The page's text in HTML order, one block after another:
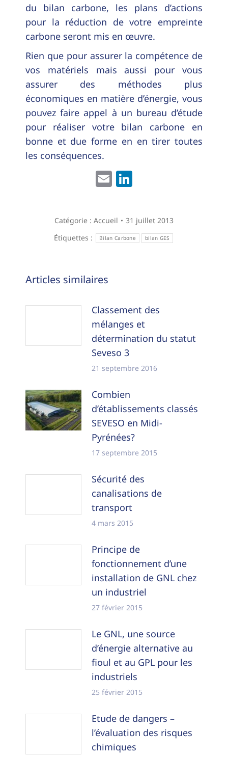
du bilan carbone, les plans d’actions
pour la réduction de votre empreinte
carbone seront mis en œuvre.
Rien que pour assurer la compétence de
vos matériels mais aussi pour vous
assurer des méthodes plus
économiques en matière d’énergie, vous
pouvez faire appel à un bureau d’étude
pour réaliser votre bilan carbone en
bonne et due forme en en tirer toutes
les conséquences.
Email
Catégorie : Accueil
31 juillet 2013
Étiquettes :
Bilan Carbone bilan GES
Navigation
article
Articles similaires
Classement des
mélanges et
détermination du statut
Seveso 3
21 septembre 2016
Combien
d’établissements classés
SEVESO en Midi-
Pyrénées?
17 septembre 2015
Sécurité des
canalisations de
transport
4 mars 2015
Principe de
fonctionnement d’une
installation de GNL chez
un industriel
27 février 2015
Le GNL, une source
d’énergie alternative au
fioul et au GPL pour les
industriels
25 février 2015
Etude de dangers –
l’évaluation des risques
chimiques